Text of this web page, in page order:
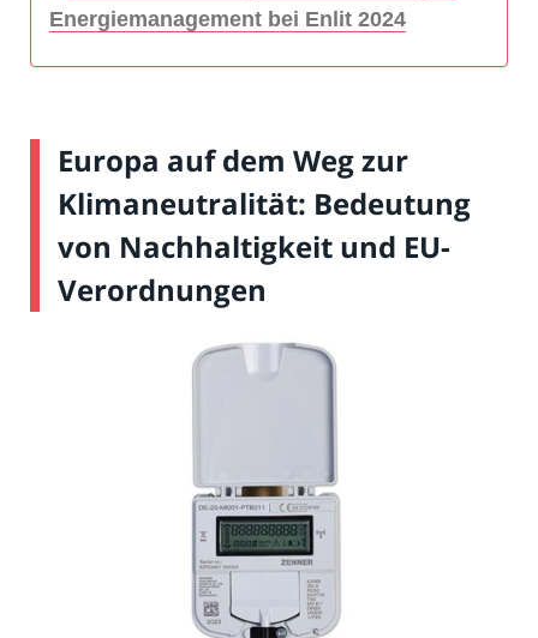
Energiemanagement bei Enlit 2024
Europa auf dem Weg zur
Klimaneutralität: Bedeutung
von Nachhaltigkeit und EU-
Verordnungen